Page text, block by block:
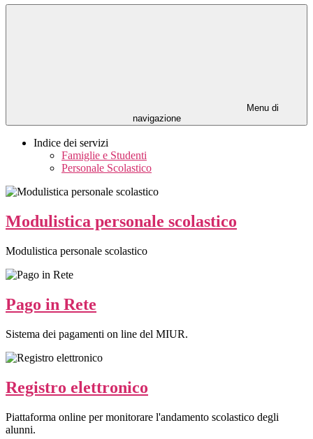
Menu di
navigazione
Indice dei servizi
Famiglie e Studenti
Personale Scolastico
Modulistica personale scolastico
Modulistica personale scolastico
Pago in Rete
Sistema dei pagamenti on line del MIUR.
Registro elettronico
Piattaforma online per monitorare l'andamento scolastico degli
alunni.